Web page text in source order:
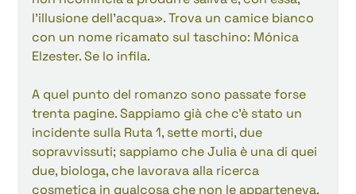
l'illusione dell'acqua». Trova un camice bianco
con un nome ricamato sul taschino: Mónica
Elzester. Se lo infila.
A quel punto del romanzo sono passate forse
trenta pagine. Sappiamo già che c'è stato un
incidente sulla Ruta 1, sette morti, due
sopravvissuti; sappiamo che Julia è una di quei
due, biologa, che lavorava alla ricerca
cosmetica in qualcosa che non le apparteneva.